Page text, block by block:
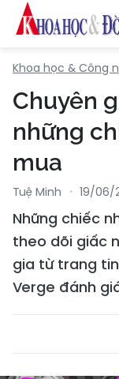
Khoa học & Công
Chuyên
những
mua
Tuệ Minh 19/06/
Những chiếc
theo dõi giấc
gia từ trang
Verge đánh